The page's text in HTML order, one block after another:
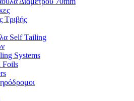
Τριβής
Self Tailing
Systems
Foils